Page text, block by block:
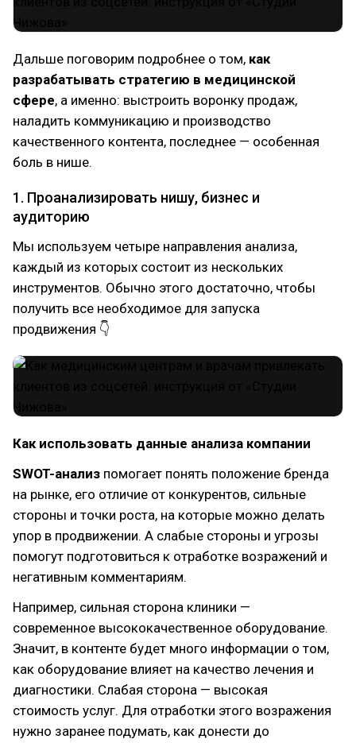
Дальше поговорим подробнее о том, как
разрабатывать стратегию в медицинской
сфере, а именно: выстроить воронку продаж,
наладить коммуникацию и производство
качественного контента, последнее — особенная
боль в нише.
1. Проанализировать нишу, бизнес и
аудиторию
Мы используем четыре направления анализа,
каждый из которых состоит из нескольких
инструментов. Обычно этого достаточно, чтобы
получить все необходимое для запуска
продвижения 👇
Как использовать данные анализа компании
SWOT-анализ помогает понять положение бренда
на рынке, его отличие от конкурентов, сильные
стороны и точки роста, на которые можно делать
упор в продвижении. А слабые стороны и угрозы
помогут подготовиться к отработке возражений и
негативным комментариям.
Например, сильная сторона клиники —
современное высококачественное оборудование.
Значит, в контенте будет много информации о том,
как оборудование влияет на качество лечения и
диагностики. Слабая сторона — высокая
стоимость услуг. Для отработки этого возражения
нужно заранее подумать, как донести до